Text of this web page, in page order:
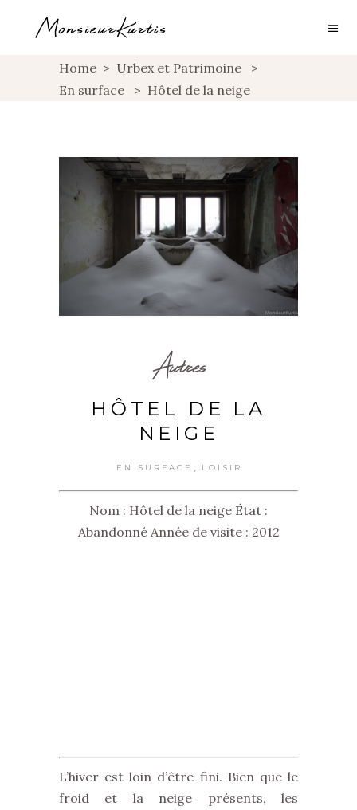
Home > Urbex et Patrimoine
>
En surface
> Hôtel de la neige
Autres
HÔTEL DE LA
NEIGE
EN SURFACE LOISIR
Nom : Hôtel de la neige État :
Abandonné Année de visite : 2012
L’hiver est loin d’être fini. Bien que le
froid et la neige présents, les